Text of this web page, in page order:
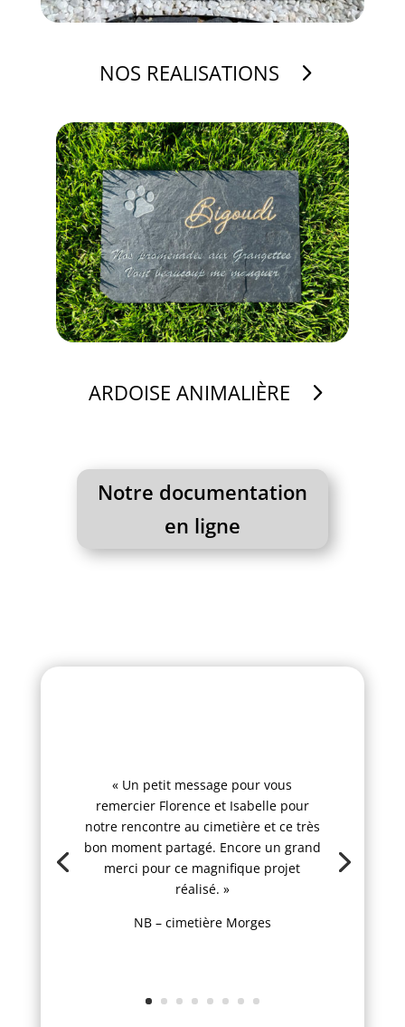
NOS REALISATIONS
ARDOISE ANIMALIÈRE
Notre documentation
en ligne
« Un petit message pour vous
remercier Florence et Isabelle pour
notre rencontre au cimetière et ce très
bon moment partagé. Encore un grand
merci pour ce magnifique projet
réalisé. »
NB – cimetière Morges